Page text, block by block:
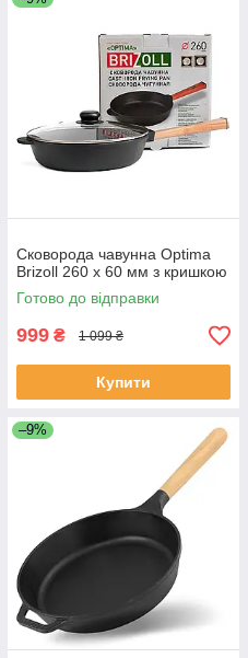
Сковорода чавунна Optima
Brizoll 260 х 60 мм з кришкою
Готово до відправки
999 ₴ 1 099 ₴
Купити
–9%